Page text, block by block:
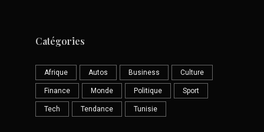
Catégories
Afrique Autos Business Culture
Finance Monde Politique Sport
Tech Tendance Tunisie